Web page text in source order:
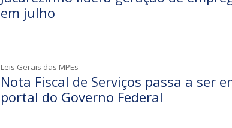
em julho
Leis Gerais das MPEs
Nota Fiscal de Serviços passa a ser
portal do Governo Federal